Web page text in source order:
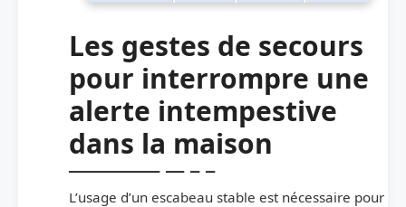
Les gestes de secours
pour interrompre une
alerte intempestive
dans la maison
L’usage d’un escabeau stable est nécessaire pour